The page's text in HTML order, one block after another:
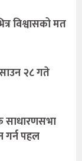
विश्वासको मत
२८ गते
साधारणसभा
गर्न पहल